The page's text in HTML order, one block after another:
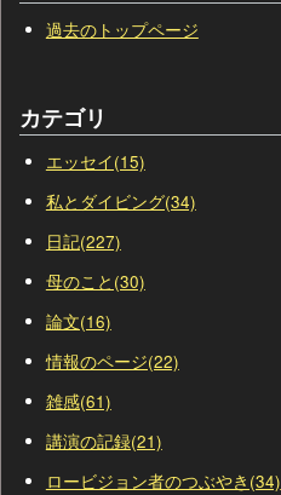
過去のトップページ
カテゴリ
エッセイ(15)
私とダイビング(34)
日記(227)
母のこと(30)
論文(16)
情報のページ(22)
雑感(61)
講演の記録(21)
ロービジョン者のつぶやき(34)